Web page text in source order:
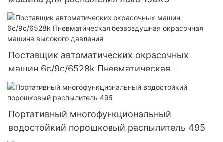
Поставщик автоматических окрасочных
машин 6c/9c/6528k Пневматическая
безвоздушная окрасочная машина высокого
давления
Портативный многофункциональный
водостойкий порошковый распылитель 495